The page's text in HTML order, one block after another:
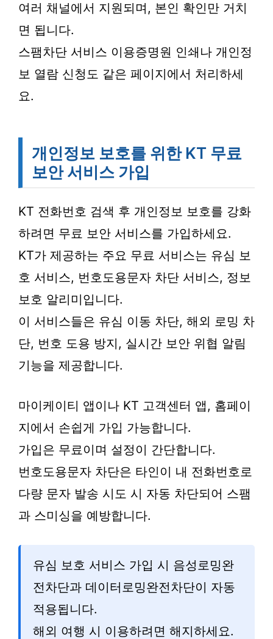
여러 채널에서 지원되며, 본인 확인만 거치
면 됩니다.
스팸차단 서비스 이용증명원 인쇄나 개인정
보 열람 신청도 같은 페이지에서 처리하세
요.
개인정보 보호를 위한 KT 무료
보안 서비스 가입
KT 전화번호 검색 후 개인정보 보호를 강화
하려면 무료 보안 서비스를 가입하세요.
KT가 제공하는 주요 무료 서비스는 유심 보
호 서비스, 번호도용문자 차단 서비스, 정보
보호 알리미입니다.
이 서비스들은 유심 이동 차단, 해외 로밍 차
단, 번호 도용 방지, 실시간 보안 위협 알림
기능을 제공합니다.
마이케이티 앱이나 KT 고객센터 앱, 홈페이
지에서 손쉽게 가입 가능합니다.
가입은 무료이며 설정이 간단합니다.
번호도용문자 차단은 타인이 내 전화번호로
다량 문자 발송 시도 시 자동 차단되어 스팸
과 스미싱을 예방합니다.
유심 보호 서비스 가입 시 음성로밍완
전차단과 데이터로밍완전차단이 자동
적용됩니다.
해외 여행 시 이용하려면 해지하세요.